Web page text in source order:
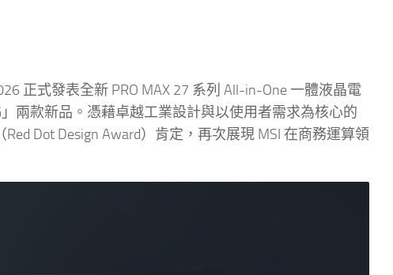
正式發表全新 PRO MAX 27 系列 All-in-One 一體液晶電
」兩款新品。憑藉卓越工業設計與以使用者需求為核心的
Dot Design Award）肯定，再次展現 MSI 在商務運算領